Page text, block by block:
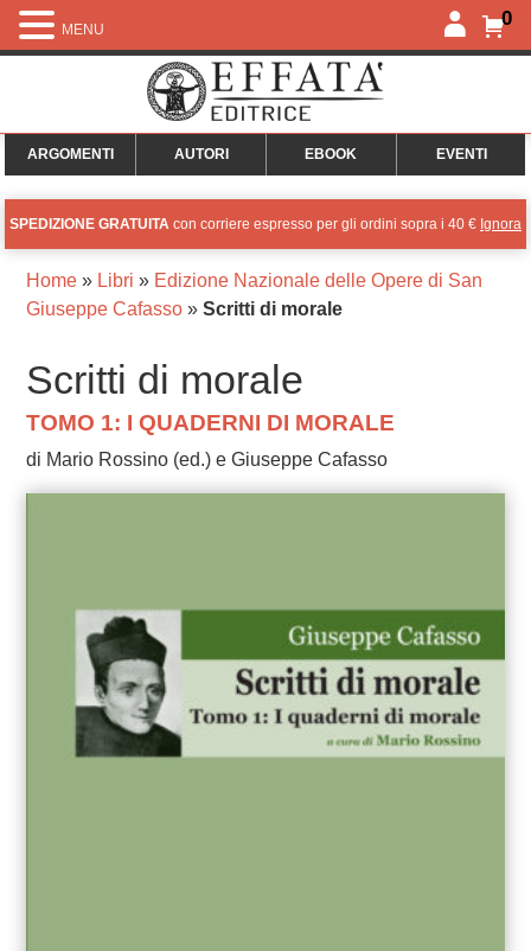
0
ARGOMENTI AUTORI EBOOK EVENTI
SPEDIZIONE GRATUITA con corriere espresso per gli ordini sopra i 40 € Ignora
Home» Libri » Edizione Nazionale delle Opere di San
Giuseppe Cafasso» Scritti di morale
Scritti di morale
TOMO 1: I QUADERNI DI MORALE
di Mario Rossino (ed.) e Giuseppe Cafasso
MENU